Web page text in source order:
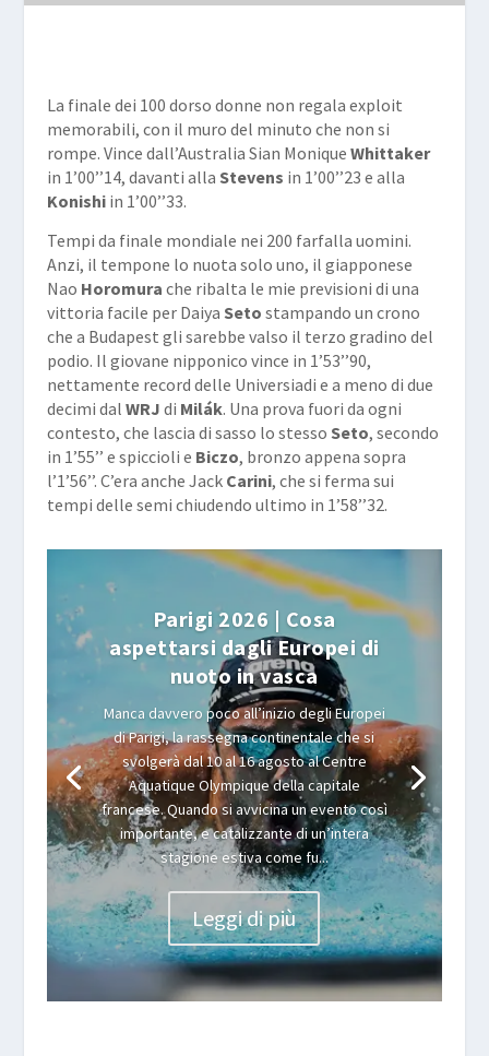
La finale dei 100 dorso donne non regala exploit
memorabili, con il muro del minuto che non si
rompe. Vince dall’Australia Sian Monique Whittaker
in 1’00’’14, davanti alla Stevens in 1’00’’23 e alla
Konishiin 1’00’’33.
Tempi da finale mondiale nei 200 farfalla uomini.
Anzi, il tempone lo nuota solo uno, il giapponese
Nao Horomura che ribalta le mie previsioni di una
vittoria facile per Daiya Seto stampando un crono
che a Budapest gli sarebbe valso il terzo gradino del
podio. Il giovane nipponico vince in 1’53’’90,
nettamente record delle Universiadi e a meno di due
decimi dal WRJ di Milák. Una prova fuori da ogni
contesto, che lascia di sasso lo stesso Seto, secondo
in 1’55’’ e spiccioli e Biczo, bronzo appena sopra
l’1’56’’. C’era anche Jack Carini, che si ferma sui
tempi delle semi chiudendo ultimo in 1’58’’32.
Parigi 2026 | Cosa
aspettarsi dagli Europei di
nuoto in vasca
Manca davvero poco all’inizio degli Europei
di Parigi, la rassegna continentale che si
svolgerà dal 10 al 16 agosto al Centre
Aquatique Olympique della capitale
francese. Quando si avvicina un evento così
importante, e catalizzante di un’intera
stagione estiva come fu...
Leggi di più